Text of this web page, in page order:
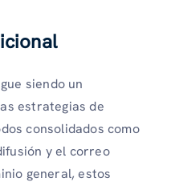
siendo un
estrategias de
consolidados como
y el correo
general, estos